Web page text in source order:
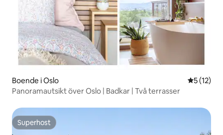
Boende i Oslo 5 av 5 i
5 (12)
Panoramautsikt över Oslo | Badkar | Två terrasser
Superhost
Superhost